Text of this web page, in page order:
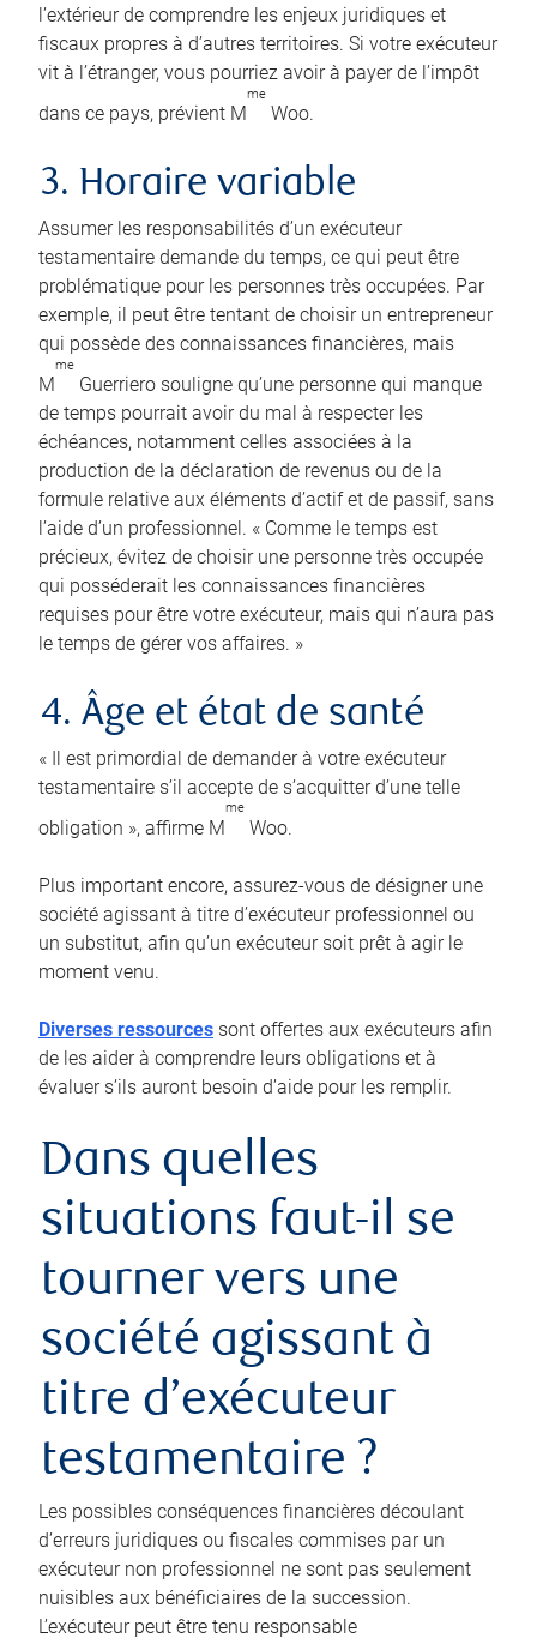
l’extérieur de comprendre les enjeux juridiques et
fiscaux propres à d’autres territoires. Si votre exécuteur
vit à l’étranger, vous pourriez avoir à payer de l’impôt
dans ce pays, prévient M
me
Woo.
3. Horaire variable
Assumer les responsabilités d’un exécuteur
testamentaire demande du temps, ce qui peut être
problématique pour les personnes très occupées. Par
exemple, il peut être tentant de choisir un entrepreneur
qui possède des connaissances financières, mais
M
me
Guerriero souligne qu’une personne qui manque
de temps pourrait avoir du mal à respecter les
échéances, notamment celles associées à la
production de la déclaration de revenus ou de la
formule relative aux éléments d’actif et de passif, sans
l’aide d’un professionnel. « Comme le temps est
précieux, évitez de choisir une personne très occupée
qui posséderait les connaissances financières
requises pour être votre exécuteur, mais qui n’aura pas
le temps de gérer vos affaires. »
4. Âge et état de santé
« Il est primordial de demander à votre exécuteur
testamentaire s’il accepte de s’acquitter d’une telle
obligation », affirme M
me
Woo.
Plus important encore, assurez-vous de désigner une
société agissant à titre d’exécuteur professionnel ou
un substitut, afin qu’un exécuteur soit prêt à agir le
moment venu.
Diverses ressources sont offertes aux exécuteurs afin
de les aider à comprendre leurs obligations et à
évaluer s’ils auront besoin d’aide pour les remplir.
Dans quelles
situations faut-il se
tourner vers une
société agissant à
titre d’exécuteur
testamentaire ?
Les possibles conséquences financières découlant
d’erreurs juridiques ou fiscales commises par un
exécuteur non professionnel ne sont pas seulement
nuisibles aux bénéficiaires de la succession.
L’exécuteur peut être tenu responsable